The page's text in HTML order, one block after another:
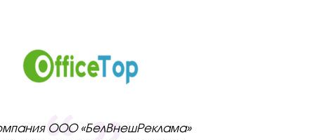
ООО «БелВнешРеклама»